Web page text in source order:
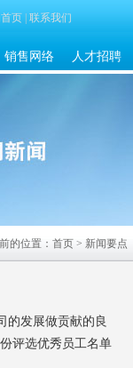
页 联系我们
销售网络 人才招聘
的位置：首页 > 新闻要点
的发展做贡献的良
评选优秀员工名单